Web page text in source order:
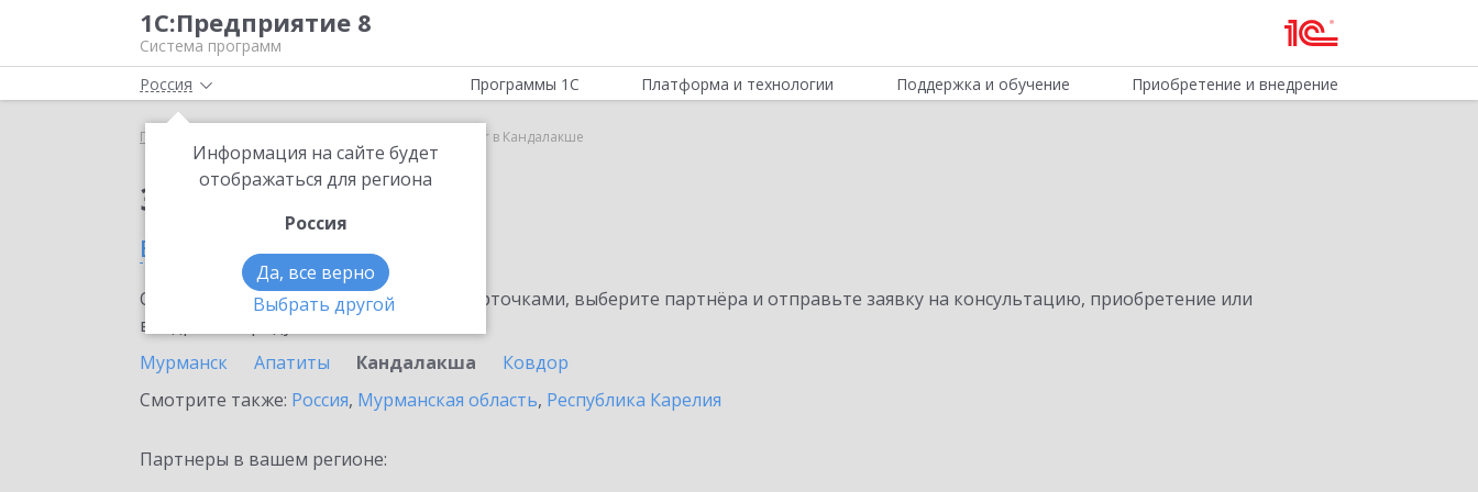
1С:Предприятие 8
Система программ
Россия
Информация на сайте будет
отображаться для региона
Россия
Да, все верно
Выбрать другой
Программы 1С Платформа и технологии Поддержка и обучение Приобретение и внедрение
Главная SellMonitor в Кандалакше
Заказать SellMonitor
в Кандалакше
Ознакомьтесь с информационными карточками, выберите партнёра и отправьте заявку на консультацию, приобретение или
внедрение продукта.
Мурманск
Апатиты Кандалакша
Ковдор
Смотрите также: Россия, Мурманская область, Республика Карелия
Партнеры в вашем регионе: